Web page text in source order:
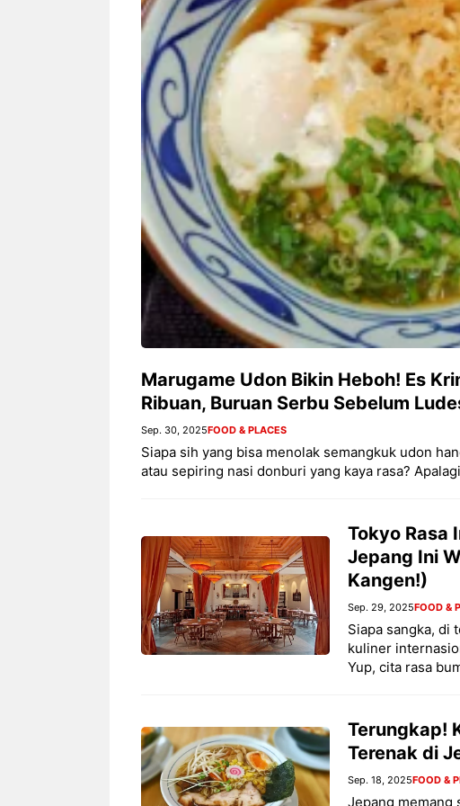
Marugame Udon Bikin Heboh! Es
Ribuan, Buruan Serbu Sebelum
Sep. 30, 2025FOOD & PLACES
Siapa sih yang bisa menolak semangkuk udon
atau sepiring nasi donburi yang kaya rasa?
Tokyo Rasa
Jepang Ini
Kangen!)
Sep. 29, 2025FOOD &
Siapa sangka, di
kuliner
Yup, cita rasa
Terungkap!
Terenak di
Sep. 18, 2025FOOD &
Jepang memang
Siapa sangka, dua nama besar di
dunia hiburan, Nunung Srimulat
dan Vicky Prasetyo, kini merambah
dunia kuliner dengan membuka
Nunung Srimulat & Vicky
Prasetyo Buka Restoran
Ayam Panggang! Cuma Rp
15 Ribu, Resep Rahasia
Mami Bikin Nagih!
Bandung – Menyambut
tahun 2026, restoran all
eat Kakkoii All You Can
Bandung menghadirkan
penawaran spesial ...
Sambut 2026,
Bandung
You Can Eat Mulai
145.000